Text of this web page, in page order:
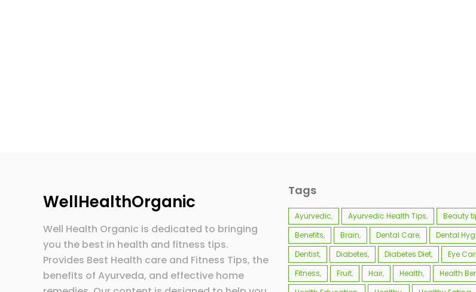
WellHealthOrganic
Well Health Organic is dedicated to bringing
you the best in health and fitness tips.
Provides Best Health care and Fitness Tips, the
benefits of Ayurveda, and effective home
Tags
Ayurvedic Ayurvedic Health Tips
Beauty
Benefits
Brain Dental Care
Dental
Dentist
Diabetes Diabetes Diet
Eye
Fitness
Fruit Hair Health
Health